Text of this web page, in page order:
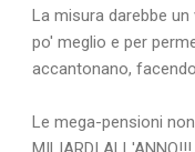
La misura darebbe
po' meglio e per
accantonano,
Le mega-pensioni